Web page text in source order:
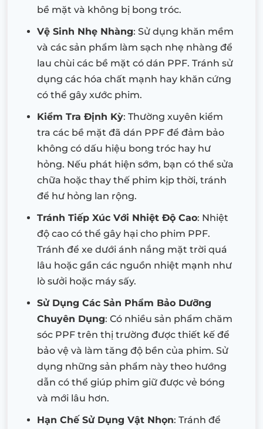
bề mặt và không bị bong tróc.
Vệ Sinh Nhẹ Nhàng: Sử dụng khăn mềm
và các sản phẩm làm sạch nhẹ nhàng để
lau chùi các bề mặt có dán PPF. Tránh sử
dụng các hóa chất mạnh hay khăn cứng
có thể gây xước phim.
Kiểm Tra Định Kỳ: Thường xuyên kiểm
tra các bề mặt đã dán PPF để đảm bảo
không có dấu hiệu bong tróc hay hư
hỏng. Nếu phát hiện sớm, bạn có thể sửa
chữa hoặc thay thế phim kịp thời, tránh
để hư hỏng lan rộng.
Tránh Tiếp Xúc Với Nhiệt Độ Cao: Nhiệt
độ cao có thể gây hại cho phim PPF.
Tránh để xe dưới ánh nắng mặt trời quá
lâu hoặc gần các nguồn nhiệt mạnh như
lò sưởi hoặc máy sấy.
Sử Dụng Các Sản Phẩm Bảo Dưỡng
Chuyên Dụng: Có nhiều sản phẩm chăm
sóc PPF trên thị trường được thiết kế để
bảo vệ và làm tăng độ bền của phim. Sử
dụng những sản phẩm này theo hướng
dẫn có thể giúp phim giữ được vẻ bóng
và mới lâu hơn.
Hạn Chế Sử Dụng Vật Nhọn: Tránh để